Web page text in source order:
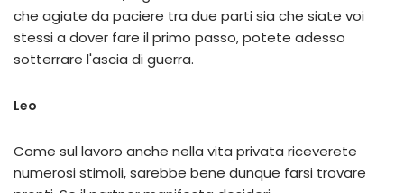
che agiate da paciere tra due parti sia che siate voi
stessi a dover fare il primo passo, potete adesso
sotterrare l'ascia di guerra.
Leo
Come sul lavoro anche nella vita privata riceverete
numerosi stimoli, sarebbe bene dunque farsi trovare